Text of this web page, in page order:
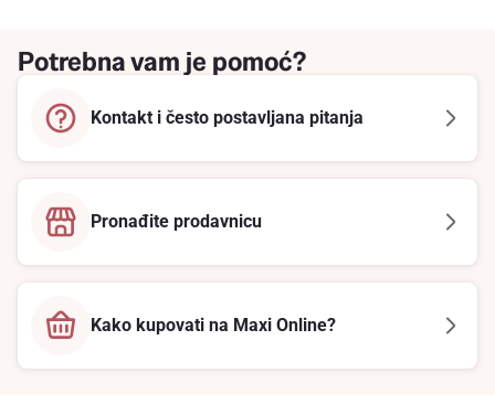
Potrebna vam je pomoć?
Kontakt i često postavljana pitanja
Pronađite prodavnicu
Kako kupovati na Maxi Online?